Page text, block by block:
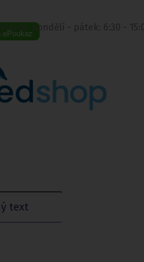
Volejte pondělí - pátek: 6:30 -
ePoukaz